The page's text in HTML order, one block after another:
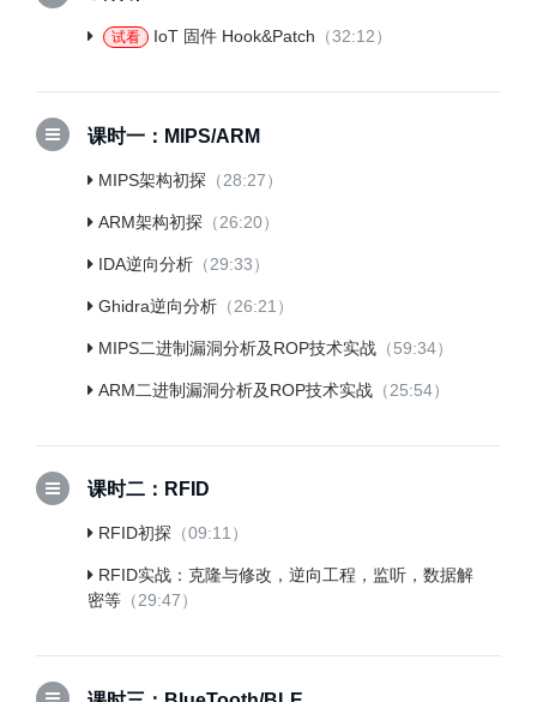
试看 IoT 固件 Hook&Patch （32:12）
课时一：MIPS/ARM
MIPS架构初探 （28:27）
ARM架构初探 （26:20）
IDA逆向分析 （29:33）
Ghidra逆向分析 （26:21）
MIPS二进制漏洞分析及ROP技术实战 （59:34）
ARM二进制漏洞分析及ROP技术实战 （25:54）
课时二：RFID
RFID初探 （09:11）
RFID实战：克隆与修改，逆向工程，监听，数据解
密等 （29:47）